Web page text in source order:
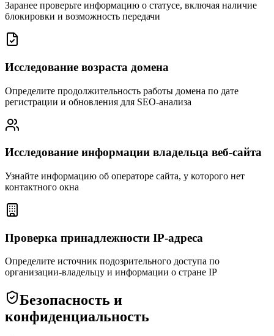
Заранее проверьте информацию о статусе, включая наличие
блокировки и возможность передачи
Исследование возраста домена
Определите продолжительность работы домена по дате
регистрации и обновления для SEO-анализа
Исследование информации владельца веб-сайта
Узнайте информацию об операторе сайта, у которого нет
контактного окна
Проверка принадлежности IP-адреса
Определите источник подозрительного доступа по
организации-владельцу и информации о стране IP
Безопасность и
конфиденциальность